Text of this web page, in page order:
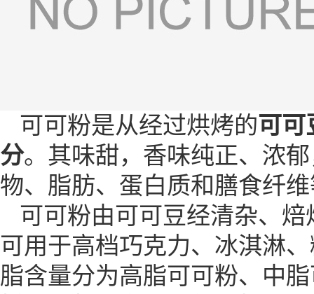
可可粉是从经过烘烤的可可
分。其味甜，香味纯正、浓
物、脂肪、蛋白质和膳食纤
可可粉由可可豆经清杂、
可用于高档巧克力、冰淇淋
脂含量分为高脂可可粉、中